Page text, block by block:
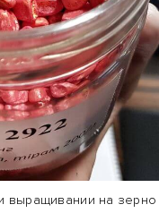
выращивании на